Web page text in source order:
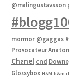
mormor @gaggas
Provocateur
Chanel cnd
Glossybox H&M h&m